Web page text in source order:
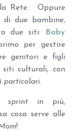
Rete. Oppure
di due bambine,
due siti:
Baby
per gestire
genitori e figli
culturali, con
particolari.
sprint in più,
cosa serve alle
!